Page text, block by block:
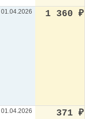
01.04.2026 1 360 ₽
01.04.2026 371 ₽